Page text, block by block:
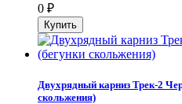
0 ₽
Двухрядный карниз Трек-2
скольжения)